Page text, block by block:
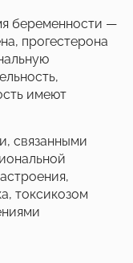
беременности —
прогестерона
имеют
связанными
токсикозом